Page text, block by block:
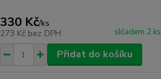
330 Kč/ks
273 Kč bez DPH skladem 2 ks
Přidat do košíku